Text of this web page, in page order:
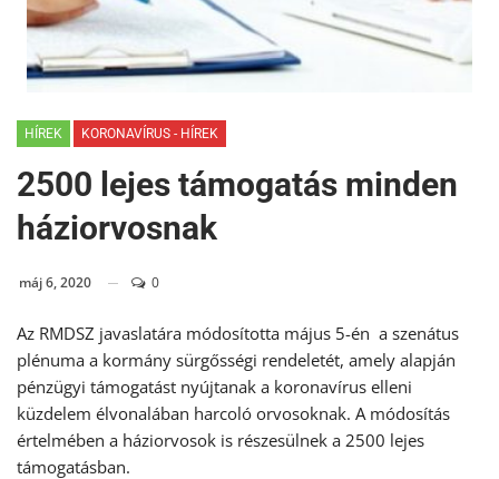
HÍREK KORONAVÍRUS - HÍREK
2500 lejes támogatás minden
háziorvosnak
máj 6, 2020 0
Az RMDSZ javaslatára módosította május 5-én a szenátus
plénuma a kormány sürgősségi rendeletét, amely alapján
pénzügyi támogatást nyújtanak a koronavírus elleni
küzdelem élvonalában harcoló orvosoknak. A módosítás
értelmében a háziorvosok is részesülnek a 2500 lejes
támogatásban.